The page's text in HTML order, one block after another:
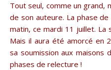
Tout seul, comme un grand,
de son auteure. La phase
matin, ce mardi 11 juillet. La
Mais il aura été amorcé en
sa soumission aux maisons
phases de relecture !